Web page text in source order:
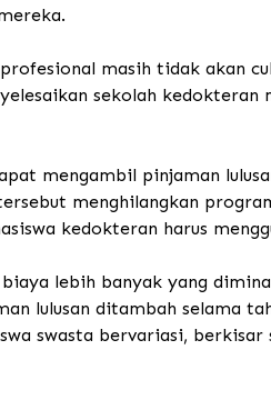
masih tidak akan
sekolah kedokteran
mengambil pinjaman
menghilangkan
kedokteran harus
lebih banyak yang
lulusan ditambah selama
swasta bervariasi, berkisar